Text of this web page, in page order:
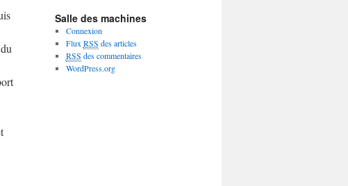
Salle des machines
Connexion
Flux RSS des articles
RSS des commentaires
WordPress.org